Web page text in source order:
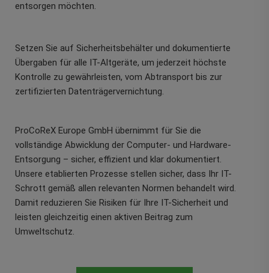
entsorgen möchten.
Setzen Sie auf Sicherheitsbehälter und dokumentierte
Übergaben für alle IT-Altgeräte, um jederzeit höchste
Kontrolle zu gewährleisten, vom Abtransport bis zur
zertifizierten Datenträgervernichtung.
ProCoReX Europe GmbH übernimmt für Sie die
vollständige Abwicklung der Computer- und Hardware-
Entsorgung – sicher, effizient und klar dokumentiert.
Unsere etablierten Prozesse stellen sicher, dass Ihr IT-
Schrott gemäß allen relevanten Normen behandelt wird.
Damit reduzieren Sie Risiken für Ihre IT-Sicherheit und
leisten gleichzeitig einen aktiven Beitrag zum
Umweltschutz.